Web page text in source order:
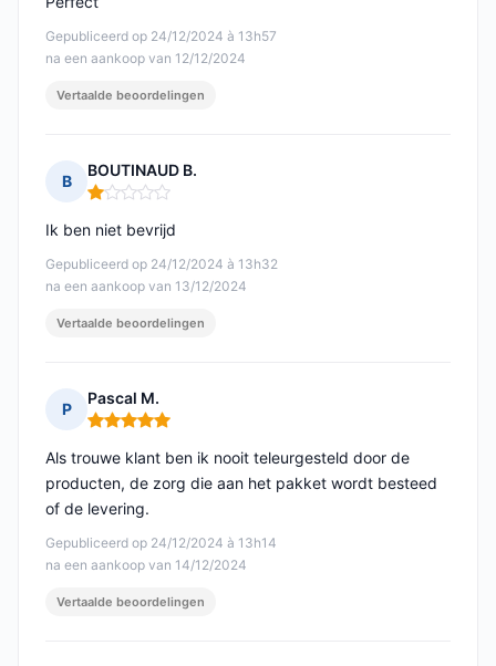
Gepubliceerd op 24/12/2024 à 13h57
na een aankoop van 12/12/2024
Vertaalde beoordelingen
B
BOUTINAUD B.
Opmerking: 1 van 5
Gepubliceerd op 24/12/2024 à 13h32
na een aankoop van 13/12/2024
Ik ben niet bevrijd
Vertaalde beoordelingen
P
Pascal M.
Opmerking: 5 van 5
Gepubliceerd op 24/12/2024 à 13h14
na een aankoop van 14/12/2024
Als trouwe klant ben ik nooit teleurgesteld door de
producten, de zorg die aan het pakket wordt besteed
of de levering.
Vertaalde beoordelingen